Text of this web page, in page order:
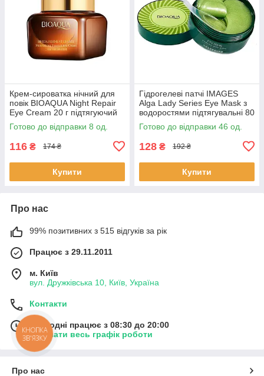
Крем-сироватка нічний для
повік BIOAQUA Night Repair
Eye Cream 20 г підтягуючий
Готово до відправки 8 од.
116 ₴ 174 ₴
Купити
Гідрогелеві патчі IMAGES
Alga Lady Series Eye Mask з
водоростями підтягувальні 80
г 46 шт.
Готово до відправки 46 од.
128 ₴ 192 ₴
Купити
Про нас
99% позитивних з 515 відгуків за рік
Працює з 29.11.2011
м. Київ
вул. Дружківська 10, Київ, Україна
Контакти
Сьогодні працює з 08:30 до 20:00
Показати весь графік роботи
Про нас
КНОПКА
ЗВ'ЯЗКУ